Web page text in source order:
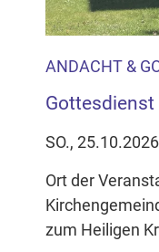
ANDACHT &
Gottesdienst
SO.,
Ort der
zum Heiligen